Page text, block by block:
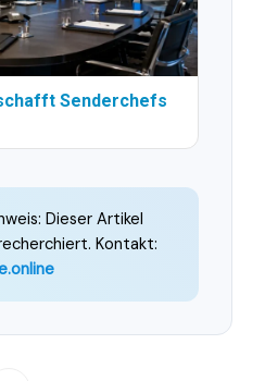
Senderchefs
Dieser Artikel
Kontakt: